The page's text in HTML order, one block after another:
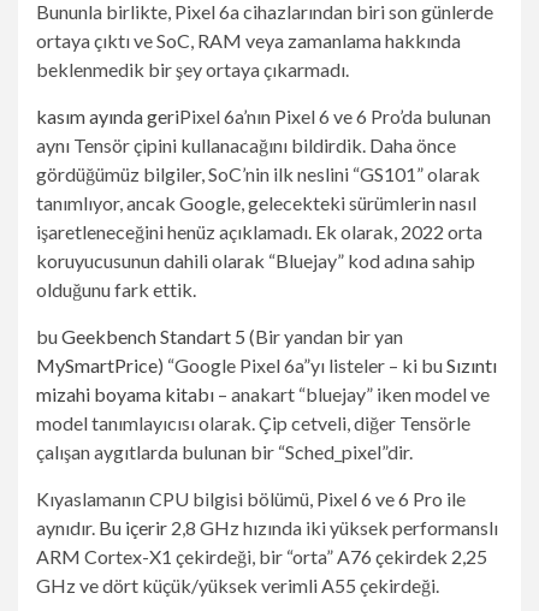
Bununla birlikte, Pixel 6a cihazlarından biri son günlerde
ortaya çıktı ve SoC, RAM veya zamanlama hakkında
beklenmedik bir şey ortaya çıkarmadı.
kasım ayında geriPixel 6a’nın Pixel 6 ve 6 Pro’da bulunan
aynı Tensör çipini kullanacağını bildirdik. Daha önce
gördüğümüz bilgiler, SoC’nin ilk neslini “GS101” olarak
tanımlıyor, ancak Google, gelecekteki sürümlerin nasıl
işaretleneceğini henüz açıklamadı. Ek olarak, 2022 orta
koruyucusunun dahili olarak “Bluejay” kod adına sahip
olduğunu fark ettik.
buGeekbench Standart 5 (Bir yandan bir yan
MySmartPrice) “Google Pixel 6a”yı listeler – ki buSızıntı
mizahi boyama kitabı – anakart “bluejay” iken model ve
model tanımlayıcısı olarak. Çip cetveli, diğer Tensörle
çalışan aygıtlarda bulunan bir “Sched_pixel”dir.
Kıyaslamanın CPU bilgisi bölümü, Pixel 6 ve 6 Pro ile
aynıdır. Bu içerir 2,8 GHz hızında iki yüksek performanslı
ARM Cortex-X1 çekirdeği, bir “orta” A76 çekirdek 2,25
GHz ve dört küçük/yüksek verimli A55 çekirdeği.